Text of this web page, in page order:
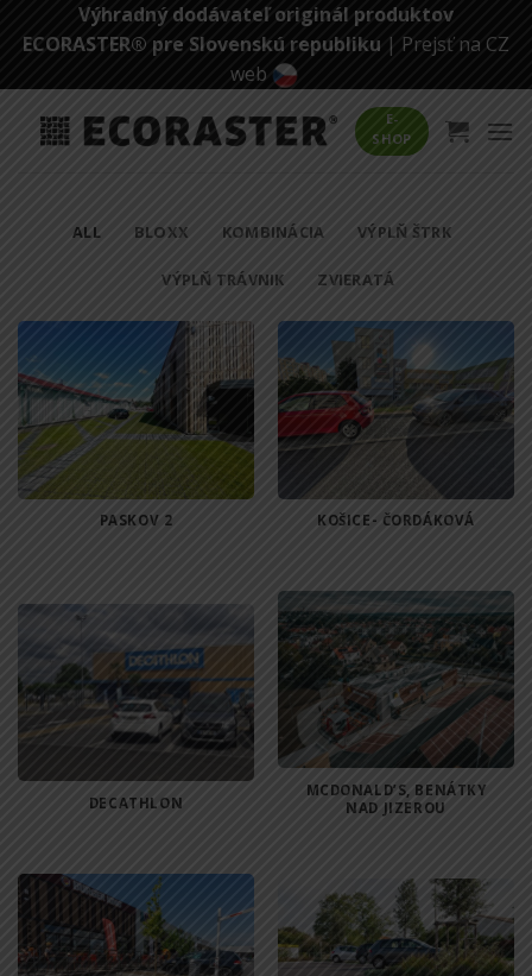
Výhradný dodávateľ originál produktov
ECORASTER® pre Slovenskú republiku | Prejsť na CZ
web
E-
SHOP
ALL BLOXX KOMBINÁCIA VÝPLŇ ŠTRK
VÝPLŇ TRÁVNIK ZVIERATÁ
PASKOV 2 KOŠICE- ČORDÁKOVÁ
MCDONALD’S, BENÁTKY
NAD JIZEROU
DECATHLON